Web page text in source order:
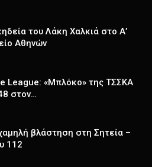
του Λάκη Χαλκιά στο Α’
Αθηνών
League: «Μπλόκο» της ΤΣΣΚΑ
στον…
βλάστηση στη Σητεία –
112